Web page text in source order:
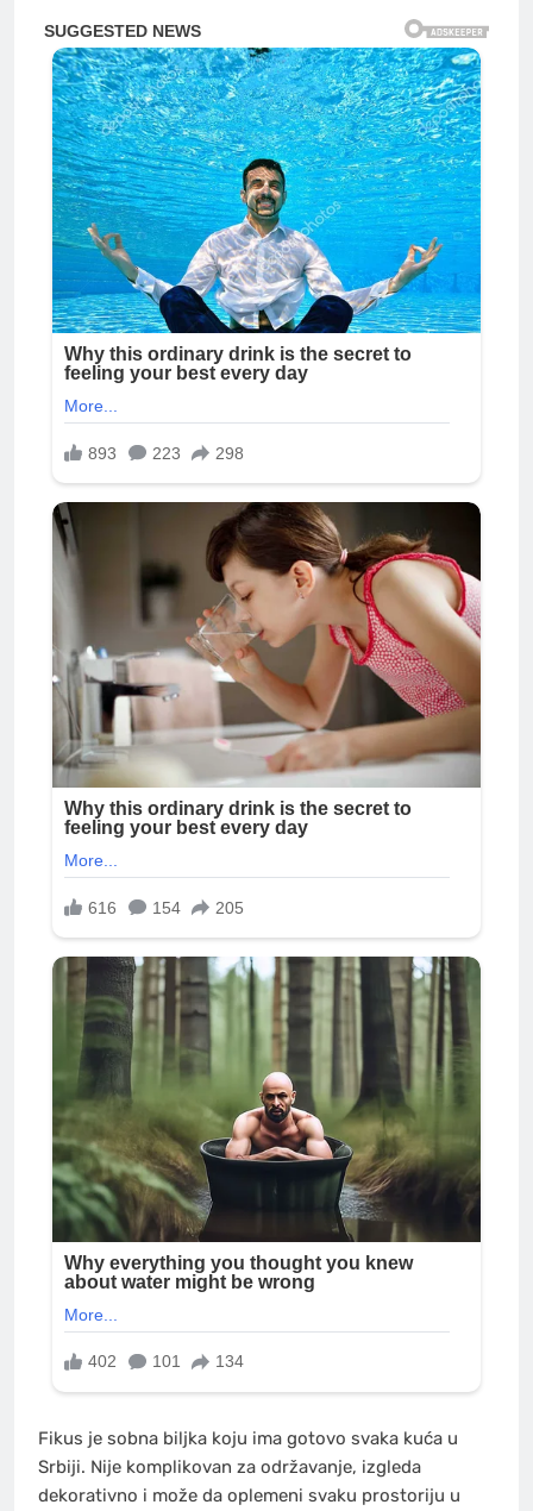
Fikus je sobna biljka koju ima gotovo svaka kuća u
Srbiji. Nije komplikovan za održavanje, izgleda
dekorativno i može da oplemeni svaku prostoriju u